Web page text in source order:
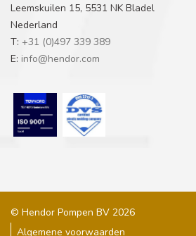
Leemskuilen 15, 5531 NK Bladel
Nederland
T: +31 (0)497 339 389
E: info@hendor.com
© Hendor Pompen BV 2026
Algemene voorwaarden